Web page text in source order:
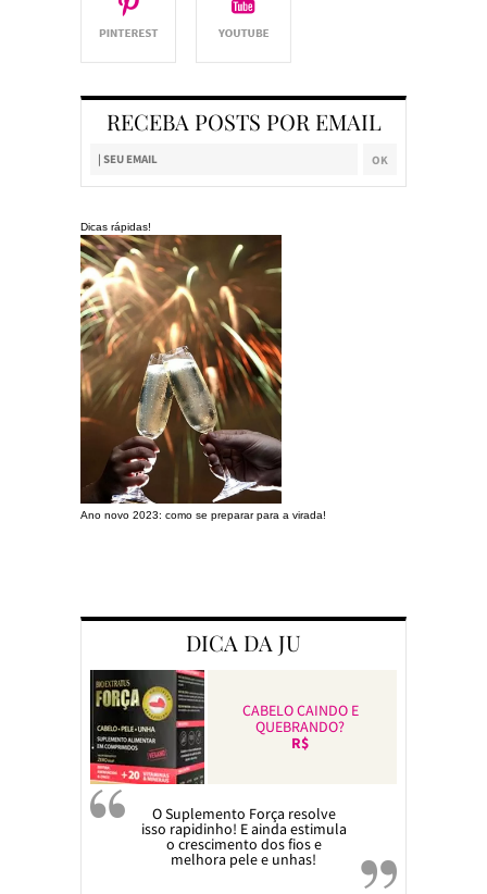
RECEBA POSTS POR EMAIL
Dicas rápidas!
Ano novo 2023: como se preparar para a virada!
DICA DA JU
CABELO CAINDO E
QUEBRANDO?
R$
O Suplemento Força resolve
isso rapidinho! E ainda estimula
o crescimento dos fios e
melhora pele e unhas!